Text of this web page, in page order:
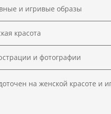
и игривые образы
красота
и фотографии
на женской красоте и